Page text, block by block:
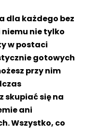
dla każdego bez
niemu nie tylko
w postaci
gotowych
przy nim
skupiać się na
ani
Wszystko, co